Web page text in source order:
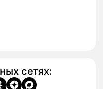
сетях: